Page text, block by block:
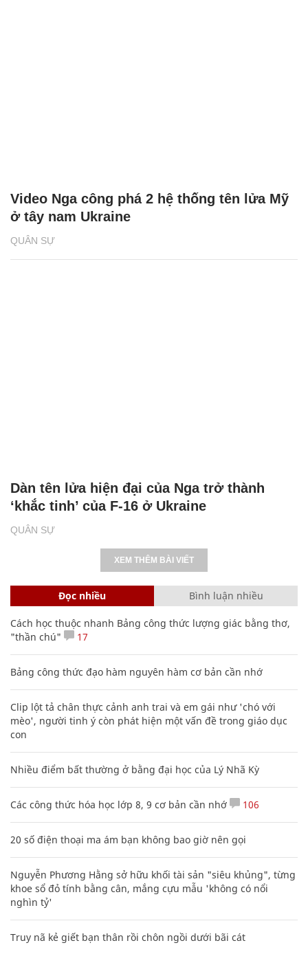
QUÂN SỰ
Video Nga công phá 2 hệ thống tên lửa Mỹ
ở tây nam Ukraine
QUÂN SỰ
Dàn tên lửa hiện đại của Nga trở thành
‘khắc tinh’ của F-16 ở Ukraine
XEM THÊM BÀI VIẾT
Đọc nhiều Bình luận nhiều
Cách học thuộc nhanh Bảng công thức lượng giác bằng thơ,
"thần chú"
17
Bảng công thức đạo hàm nguyên hàm cơ bản cần nhớ
Clip lột tả chân thực cảnh anh trai và em gái như 'chó với
mèo', người tinh ý còn phát hiện một vấn đề trong giáo dục
con
Nhiều điểm bất thường ở bằng đại học của Lý Nhã Kỳ
Các công thức hóa học lớp 8, 9 cơ bản cần nhớ 106
20 số điện thoại ma ám bạn không bao giờ nên gọi
Nguyễn Phương Hằng sở hữu khối tài sản "siêu khủng", từng
khoe sổ đỏ tính bằng cân, mắng cựu mẫu 'không có nổi
nghìn tỷ'
Truy nã kẻ giết bạn thân rồi chôn ngồi dưới bãi cát